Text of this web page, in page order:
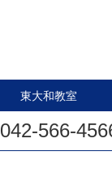
東大和教室
042-566-